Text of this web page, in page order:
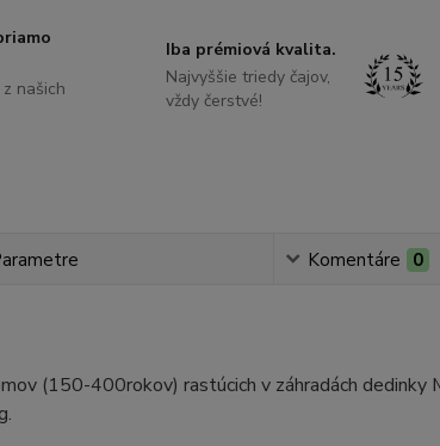
našich
Iba prémiová kvalita.
Najvyššie triedy čajov,
vždy čerstvé!
Komentáre 0
(150-400rokov) rastúcich v záhradách dedinky